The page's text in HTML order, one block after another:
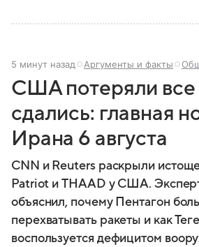
5 минут назад Аргументы и факты
США потеряли все
сдались: главная
Ирана 6 августа
CNN и Reuters раскрыли
Patriot и THAAD у США.
объяснил, почему Пентагон
перехватывать ракеты и как
воспользуется дефицитом